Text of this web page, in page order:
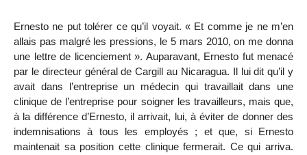
Ernesto ne put tolérer ce qu’il voyait. « Et comme je ne m’en
allais pas malgré les pressions, le 5 mars 2010, on me donna
une lettre de licenciement ». Auparavant, Ernesto fut menacé
par le directeur général de Cargill au Nicaragua. Il lui dit qu’il y
avait dans l’entreprise un médecin qui travaillait dans une
clinique de l’entreprise pour soigner les travailleurs, mais que,
à la différence d’Ernesto, il arrivait, lui, à éviter de donner des
indemnisations à tous les employés ; et que, si Ernesto
maintenait sa position cette clinique fermerait. Ce qui arriva.